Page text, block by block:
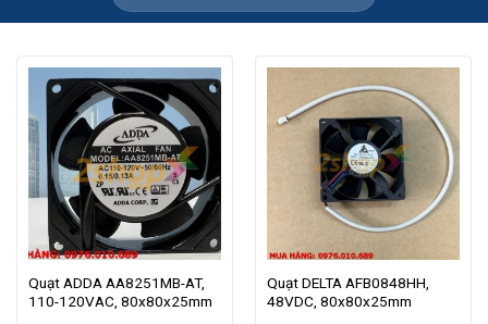
Quạt ADDA AA8251MB-AT,
110-120VAC, 80x80x25mm
Quạt DELTA AFB0848HH,
48VDC, 80x80x25mm